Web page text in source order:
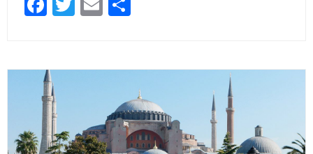
b
o
o
k
er l p
ar
ti
r